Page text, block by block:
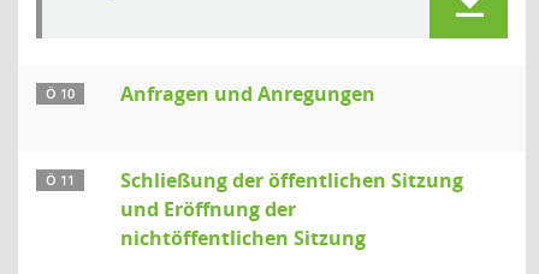
Ö 10 Anfragen und Anregungen
Ö 11
Schließung der öffentlichen Sitzung
und Eröffnung der
nichtöffentlichen Sitzung